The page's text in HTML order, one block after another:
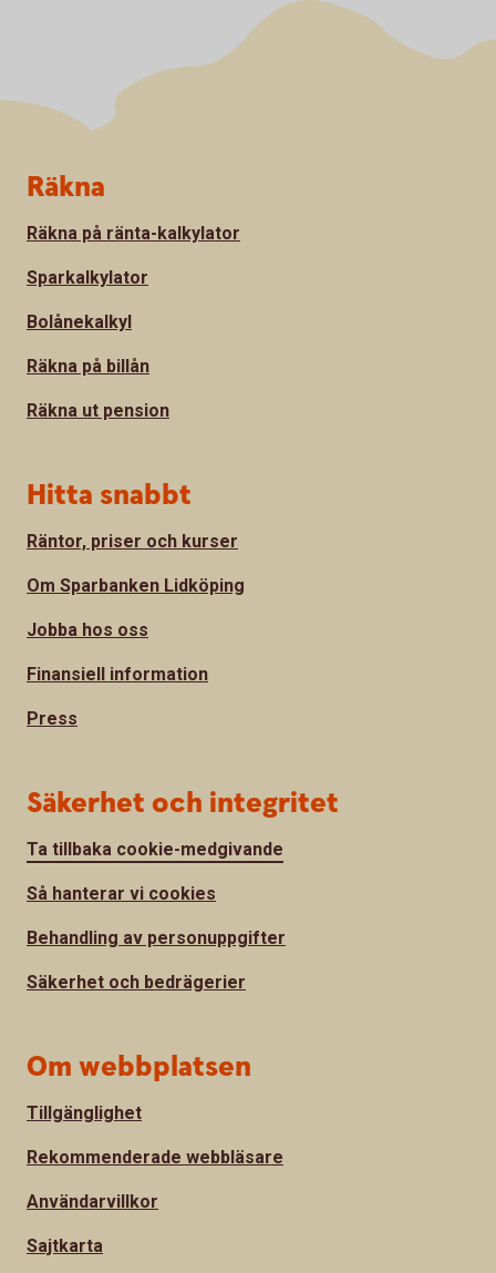
Sidfot
Räkna
Räkna på ränta-kalkylator
Sparkalkylator
Bolånekalkyl
Räkna på billån
Räkna ut pension
Hitta snabbt
Räntor, priser och kurser
Om Sparbanken Lidköping
Jobba hos oss
Finansiell information
Press
Säkerhet och integritet
Ta tillbaka cookie-medgivande
Så hanterar vi cookies
Behandling av personuppgifter
Säkerhet och bedrägerier
Om webbplatsen
Tillgänglighet
Rekommenderade webbläsare
Användarvillkor
Sajtkarta